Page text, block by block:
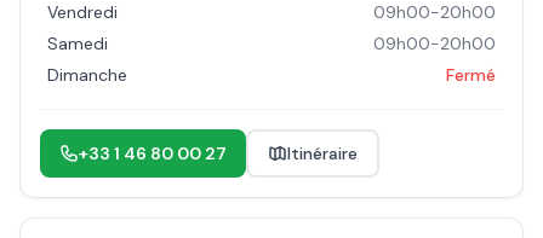
Vendredi
09h00-20h00
Samedi
09h00-20h00
Dimanche
Fermé
+33 1 46 80 00 27 Itinéraire